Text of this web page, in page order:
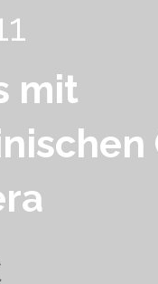
mit